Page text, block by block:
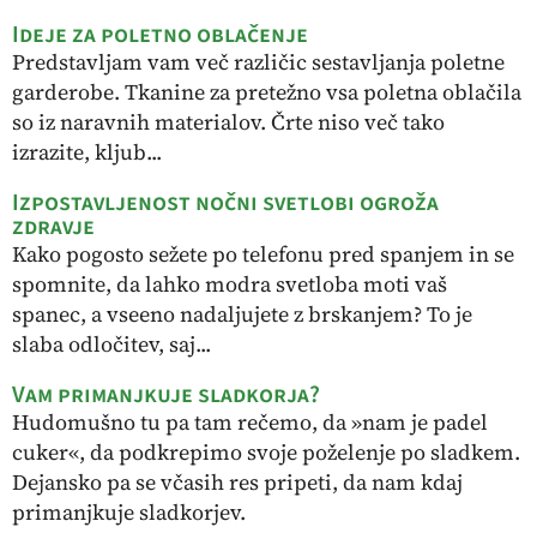
Ideje za poletno oblačenje
Predstavljam vam več različic sestavljanja poletne
garderobe. Tkanine za pretežno vsa poletna oblačila
so iz naravnih materialov. Črte niso več tako
izrazite, kljub...
Izpostavljenost nočni svetlobi ogroža
zdravje
Kako pogosto sežete po telefonu pred spanjem in se
spomnite, da lahko modra svetloba moti vaš
spanec, a vseeno nadaljujete z brskanjem? To je
slaba odločitev, saj...
Vam primanjkuje sladkorja?
Hudomušno tu pa tam rečemo, da »nam je padel
cuker«, da podkrepimo svoje poželenje po sladkem.
Dejansko pa se včasih res pripeti, da nam kdaj
primanjkuje sladkorjev.